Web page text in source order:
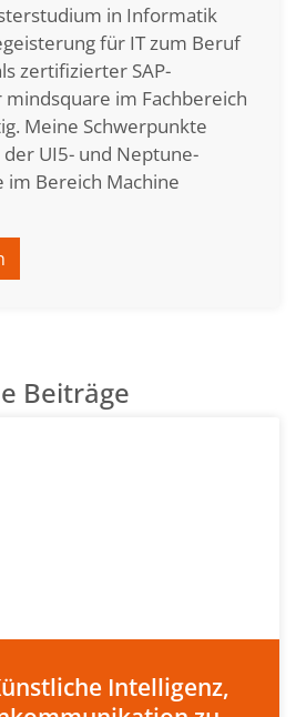
in Informatik
für IT zum Beruf
zertifizierter SAP-
im Fachbereich
Meine Schwerpunkte
UI5- und Neptune-
im Bereich Machine
Beiträge
Intelligenz,